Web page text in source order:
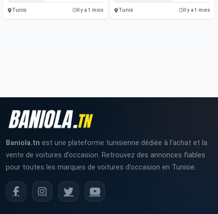
Tunis Il y a 1 mois Tunis Il y a 1 mois
Baniola.tn est une plateforme tunisienne dédiée à l’achat et la
vente de voitures d’occasion. Retrouvez des annonces fiables
pour toutes les marques de voitures d’occasion en Tunisie.